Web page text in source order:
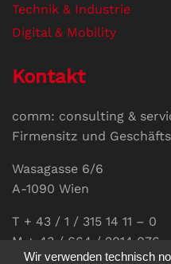
Technik & Industrie
Digital & Mobility
Kontakt
comm: consulting &
Firmensitz und
Wasagasse 6/6
A-1090 Wien
T + 43 / 1 / 315 14 11 – 0
M + 43 / 664 / 2014 076
Wir verwenden technisch